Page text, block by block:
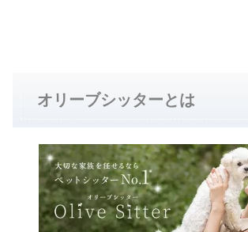
オリーブシッターとは